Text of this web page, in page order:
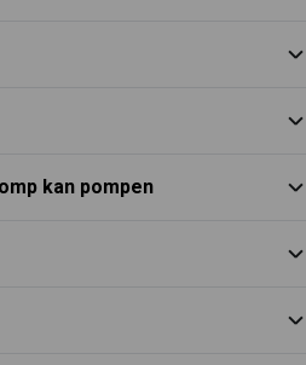
kan pompen